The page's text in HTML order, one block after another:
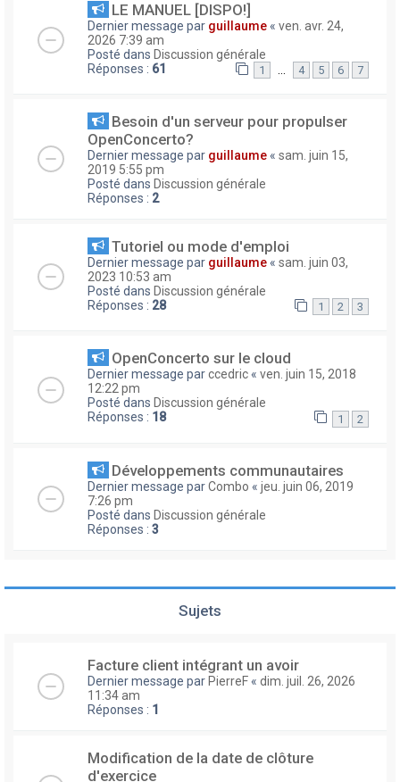
LE MANUEL [DISPO!]
Dernier message par guillaume « ven. avr. 24,
2026 7:39 am
Posté dans Discussion générale
Réponses : 61 1 … 4 5 6 7
Besoin d'un serveur pour propulser
OpenConcerto?
Dernier message par guillaume « sam. juin 15,
2019 5:55 pm
Posté dans Discussion générale
Réponses : 2
Tutoriel ou mode d'emploi
Dernier message par guillaume « sam. juin 03,
2023 10:53 am
Posté dans Discussion générale
Réponses : 28 1 2 3
OpenConcerto sur le cloud
Dernier message parccedric « ven. juin 15, 2018
12:22 pm
Posté dans Discussion générale
Réponses : 18 1 2
Développements communautaires
Dernier message parCombo « jeu. juin 06, 2019
7:26 pm
Posté dans Discussion générale
Réponses : 3
Sujets
Facture client intégrant un avoir
Dernier message parPierreF « dim. juil. 26, 2026
11:34 am
Réponses : 1
Modification de la date de clôture
d'exercice